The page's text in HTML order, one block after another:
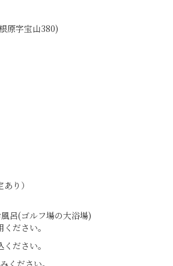
原字宝山380)
り）
呂(ゴルフ場の大浴場)
ださい。
ださい。